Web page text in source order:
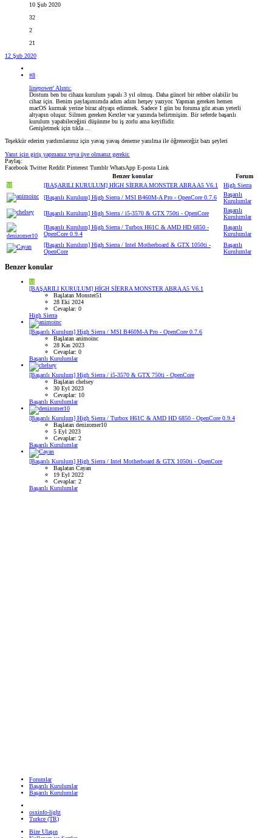
10 Şub 2020
32
2
21
12 Şub 2020
#8
linepower' Alıntı:
Dostum ben bu cihaza kurulum yapalı 3 yıl olmuş. Daha güncel bir rehber olabilir bu
cihaz için. Benim paylaşımımda adım adım herşey yazıyor. Yapman gereken hemen
macOS kurmak yerine biraz altyapı edinmek. Sadece 1 gün bu foruma göz atsan yeterli
altyapın oluşur. Silmen gereken Kextler var yazımda belirtmişim. Bir seferde başarılı
kurulum yapabileceğini düşünme bu iş zorlu ama keyiflidir.
Genişletmek için tıkla ...
Teşekkür ederim yardımlarınız için yavaş yavaş deneme yanılma ile öğreneceğiz bazı şeyleri
Yanıt için giriş yapmanız veya üye olmanız gerekir.
Paylaş:
Facebook Twitter Reddit Pinterest Tumblr WhatsApp E-posta Link
Benzer konular
Forum
M
[BAŞARILI KURULUM] HİGH SİERRA MONSTER ABRA A5 V6.1
High Sierra
[Başarılı Kurulum] High Sierra / MSI B460M-A Pro - OpenCore 0.7.6
Başarılı
Kurulumlar
[Başarılı Kurulum] High Sierra / i5-3570 & GTX 750ti - OpenCore
Başarılı
Kurulumlar
[Başarılı Kurulum] High Sierra / Turbox H61C & AMD HD 6850 -
OpenCore 0.9.4
Başarılı
Kurulumlar
[Başarılı Kurulum] High Sierra / Intel Motherboard & GTX 1050ti -
OpenCore
Başarılı
Kurulumlar
Benzer konular
M
[BAŞARILI KURULUM] HİGH SİERRA MONSTER ABRA A5 V6.1
Başlatan Monster51
28 Eki 2024
Cevaplar: 0
High Sierra
[Başarılı Kurulum] High Sierra / MSI B460M-A Pro - OpenCore 0.7.6
Başlatan animoinc
28 Kas 2023
Cevaplar: 0
Başarılı Kurulumlar
[Başarılı Kurulum] High Sierra / i5-3570 & GTX 750ti - OpenCore
Başlatan chelsey
30 Eyl 2023
Cevaplar: 10
Başarılı Kurulumlar
[Başarılı Kurulum] High Sierra / Turbox H61C & AMD HD 6850 - OpenCore 0.9.4
Başlatan denizomer10
5 Eyl 2023
Cevaplar: 2
Başarılı Kurulumlar
[Başarılı Kurulum] High Sierra / Intel Motherboard & GTX 1050ti - OpenCore
Başlatan Cayan
19 Eyl 2022
Cevaplar: 2
Başarılı Kurulumlar
Forumlar
Başarılı Kurulumlar
Başarılı Kurulumlar
osxinfo-light
Turkce (TR)
Bize Ulaşın